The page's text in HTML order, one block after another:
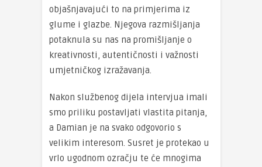
objašnjavajući to na primjerima iz
glume i glazbe. Njegova razmišljanja
potaknula su nas na promišljanje o
kreativnosti, autentičnosti i važnosti
umjetničkog izražavanja.
Nakon službenog dijela intervjua imali
smo priliku postavljati vlastita pitanja,
a Damian je na svako odgovorio s
velikim interesom. Susret je protekao u
vrlo ugodnom ozračju te će mnogima